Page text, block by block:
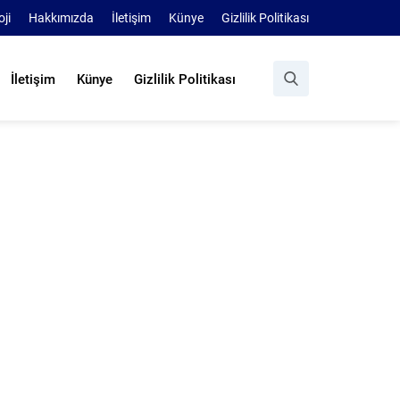
Hakkımızda İletişim Künye Gizlilik Politikası
İletişim Künye Gizlilik Politikası